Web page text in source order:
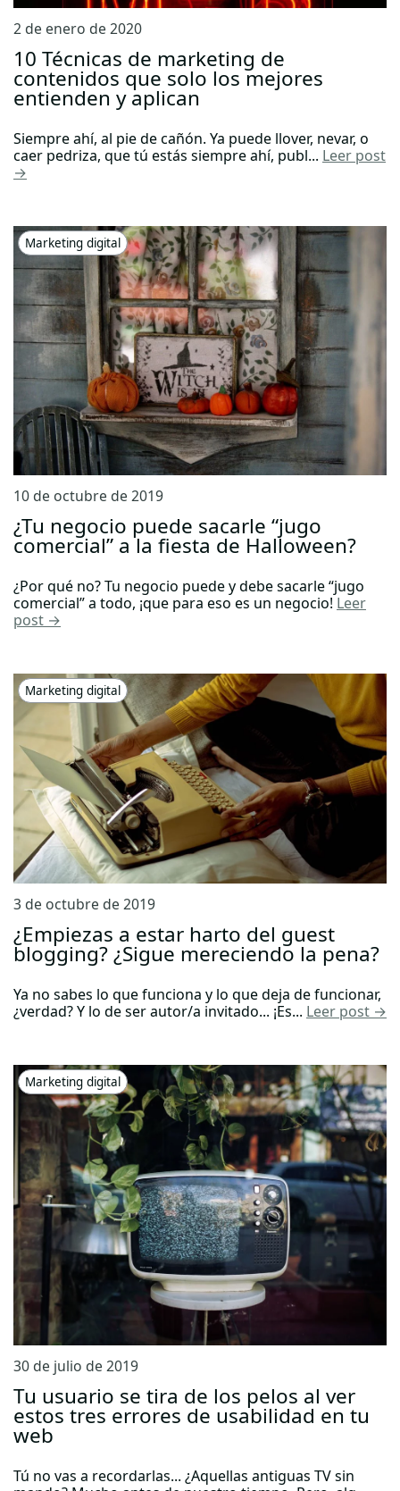
2 de enero de 2020
10 Técnicas de marketing de
contenidos que solo los mejores
entienden y aplican
Siempre ahí, al pie de cañón. Ya puede llover, nevar, o
caer pedriza, que tú estás siempre ahí, publ... Leer post
→
Marketing digital
10 de octubre de 2019
¿Tu negocio puede sacarle “jugo
comercial” a la fiesta de Halloween?
¿Por qué no? Tu negocio puede y debe sacarle “jugo
comercial” a todo, ¡que para eso es un negocio! Leer
post →
Marketing digital
3 de octubre de 2019
¿Empiezas a estar harto del guest
blogging? ¿Sigue mereciendo la pena?
Ya no sabes lo que funciona y lo que deja de funcionar,
¿verdad? Y lo de ser autor/a invitado... ¡Es... Leer post →
Marketing digital
30 de julio de 2019
Tu usuario se tira de los pelos al ver
estos tres errores de usabilidad en tu
web
Tú no vas a recordarlas... ¿Aquellas antiguas TV sin